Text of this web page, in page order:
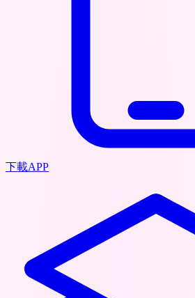
下載APP